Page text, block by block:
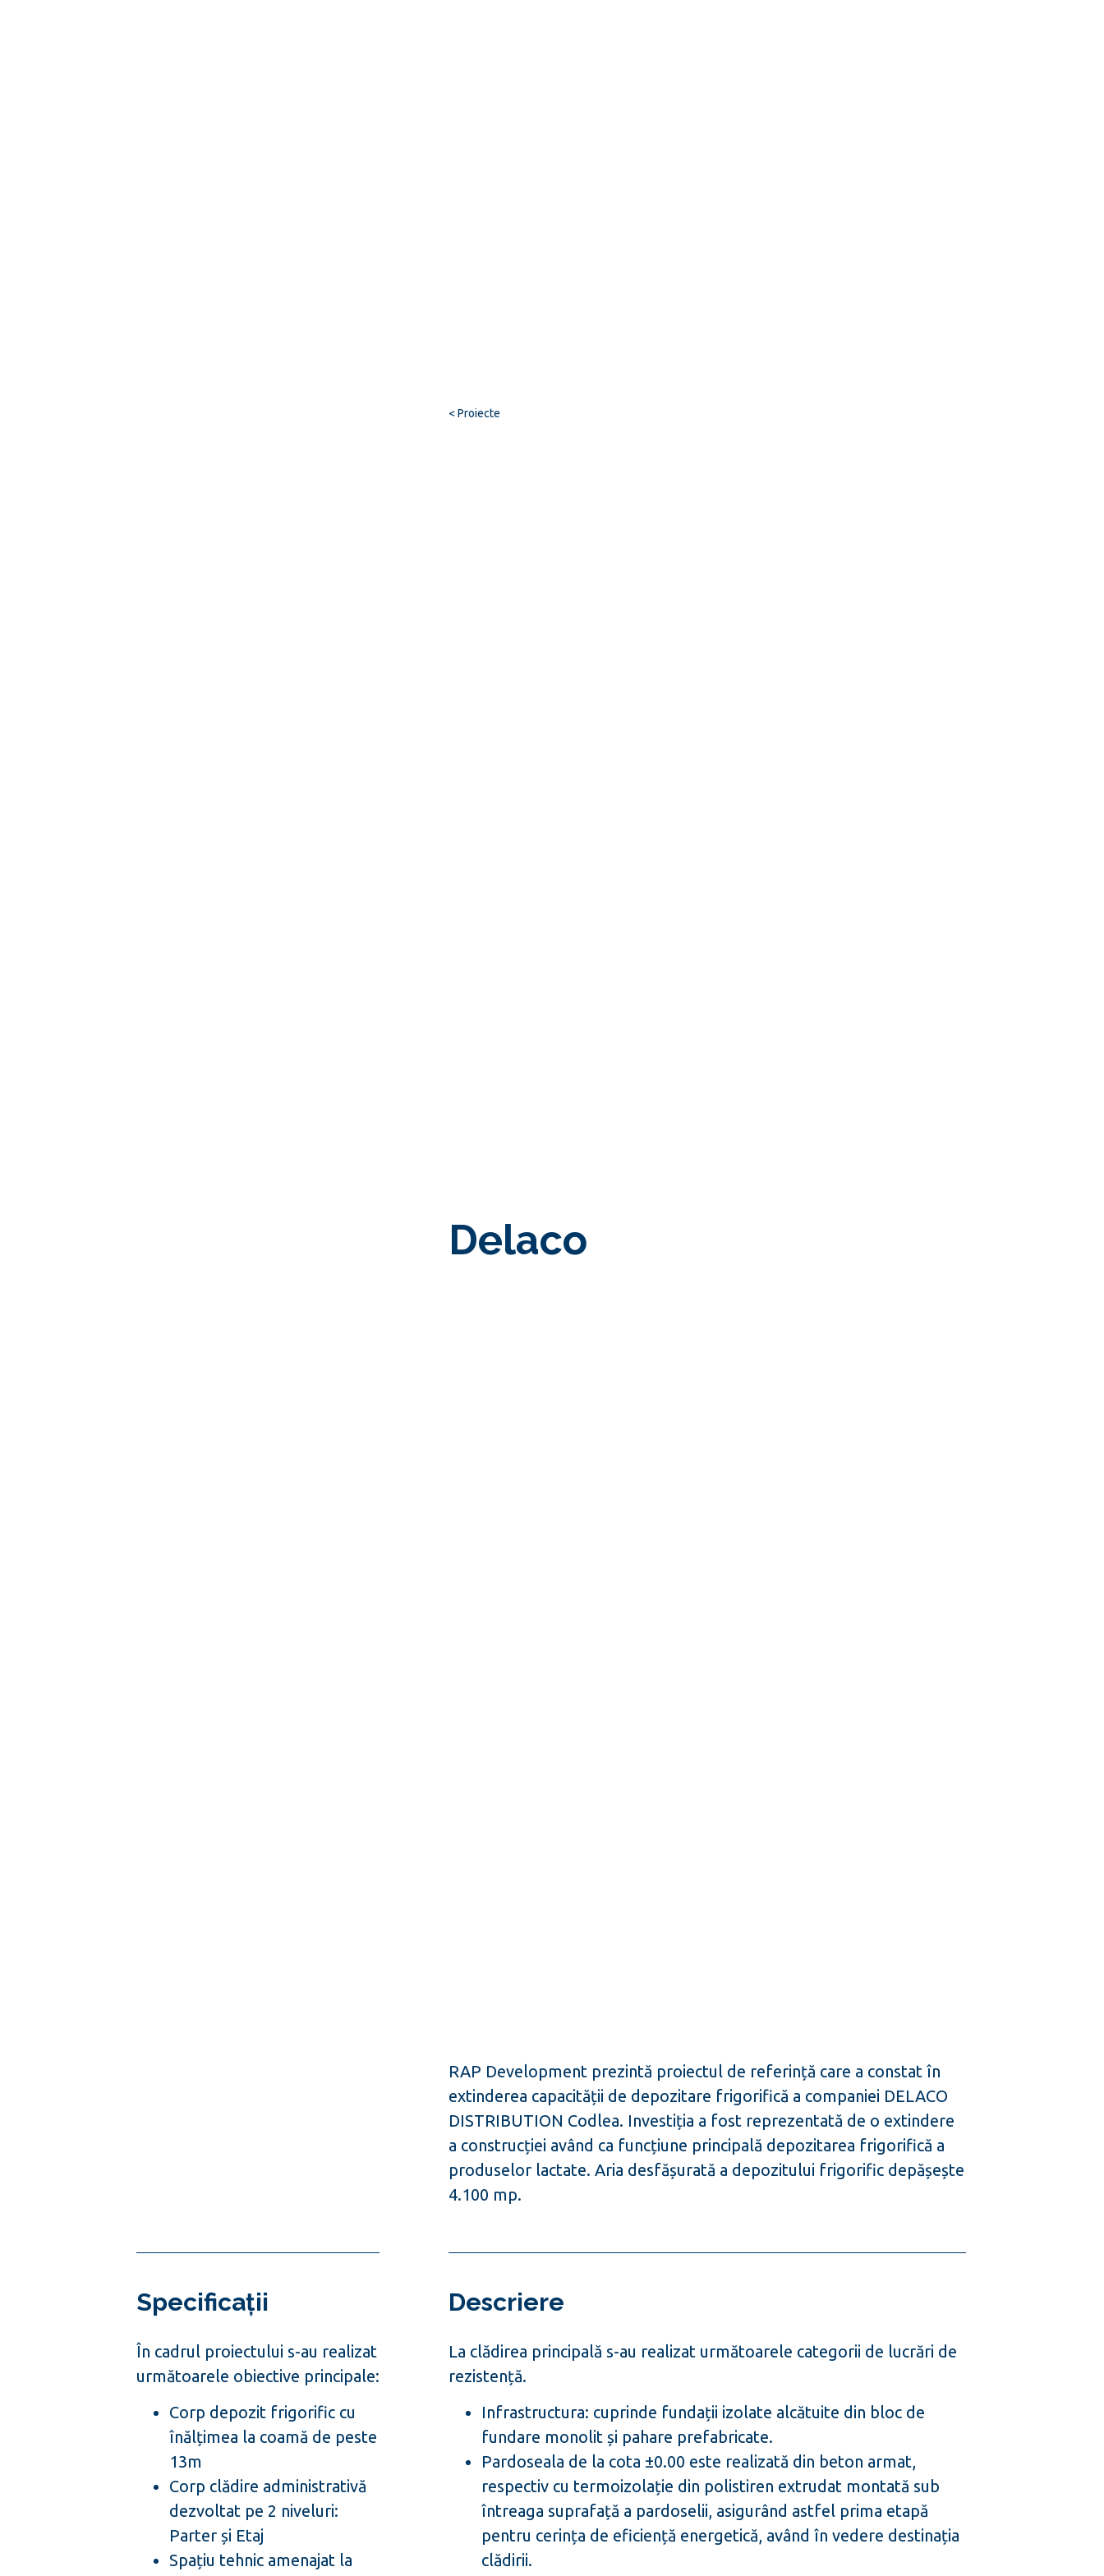
< Proiecte
Delaco
RAP Development prezintă proiectul de referință care a constat în
extinderea capacității de depozitare frigorifică a companiei DELACO
DISTRIBUTION Codlea. Investiția a fost reprezentată de o extindere
a construcției având ca funcțiune principală depozitarea frigorifică a
produselor lactate. Aria desfășurată a depozitului frigorific depășește
4.100 mp.
Specificații
În cadrul proiectului s-au realizat
următoarele obiective principale:
Corp depozit frigorific cu
înălțimea la coamă de peste
13m
Corp clădire administrativă
dezvoltat pe 2 niveluri:
Parter și Etaj
Spațiu tehnic amenajat la
Descriere
La clădirea principală s-au realizat următoarele categorii de lucrări de
rezistență.
Infrastructura: cuprinde fundații izolate alcătuite din bloc de
fundare monolit și pahare prefabricate.
Pardoseala de la cota ±0.00 este realizată din beton armat,
respectiv cu termoizolație din polistiren extrudat montată sub
întreaga suprafață a pardoselii, asigurând astfel prima etapă
pentru cerința de eficiență energetică, având în vedere destinația
clădirii.